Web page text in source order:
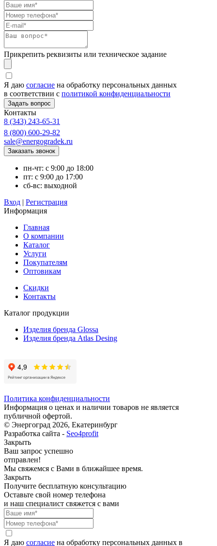
Прикрепить реквизиты или техническое задание
Я даю согласие на обработку персональных данных
в соответствии с политикой конфиденциальности
Контакты
8 (343) 243-65-31
8 (800) 600-29-82
sale@energogradek.ru
пн-чт: с 9:00 до 18:00
пт: с 9:00 до 17:00
сб-вс: выходной
Вход | Регистрация
Информация
Главная
О компании
Каталог
Услуги
Покупателям
Оптовикам
Скидки
Контакты
Каталог продукции
Изделия бренда Glossa
Изделия бренда Atlas Desing
Политика конфиденциальности
Информация о ценах и наличии товаров не является
публичной офертой.
© Энергоград 2026, Екатеринбург
Разработка сайта - Seo4profit
Закрыть
Ваш запрос успешно
отправлен!
Мы свяжемся с Вами в ближайшее время.
Закрыть
Получите бесплатную консультацию
Оставьте свой номер телефона
и наш специалист свяжется с вами
Я даю согласие на обработку персональных данных в